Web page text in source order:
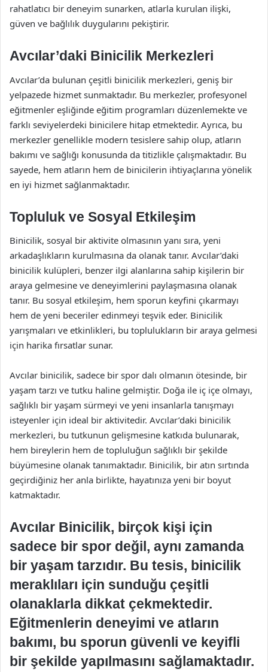
rahatlatıcı bir deneyim sunarken, atlarla kurulan ilişki,
güven ve bağlılık duygularını pekiştirir.
Avcılar’daki Binicilik Merkezleri
Avcılar’da bulunan çeşitli binicilik merkezleri, geniş bir
yelpazede hizmet sunmaktadır. Bu merkezler, profesyonel
eğitmenler eşliğinde eğitim programları düzenlemekte ve
farklı seviyelerdeki binicilere hitap etmektedir. Ayrıca, bu
merkezler genellikle modern tesislere sahip olup, atların
bakımı ve sağlığı konusunda da titizlikle çalışmaktadır. Bu
sayede, hem atların hem de binicilerin ihtiyaçlarına yönelik
en iyi hizmet sağlanmaktadır.
Topluluk ve Sosyal Etkileşim
Binicilik, sosyal bir aktivite olmasının yanı sıra, yeni
arkadaşlıkların kurulmasına da olanak tanır. Avcılar’daki
binicilik kulüpleri, benzer ilgi alanlarına sahip kişilerin bir
araya gelmesine ve deneyimlerini paylaşmasına olanak
tanır. Bu sosyal etkileşim, hem sporun keyfini çıkarmayı
hem de yeni beceriler edinmeyi teşvik eder. Binicilik
yarışmaları ve etkinlikleri, bu toplulukların bir araya gelmesi
için harika fırsatlar sunar.
Avcılar binicilik, sadece bir spor dalı olmanın ötesinde, bir
yaşam tarzı ve tutku haline gelmiştir. Doğa ile iç içe olmayı,
sağlıklı bir yaşam sürmeyi ve yeni insanlarla tanışmayı
isteyenler için ideal bir aktivitedir. Avcılar’daki binicilik
merkezleri, bu tutkunun gelişmesine katkıda bulunarak,
hem bireylerin hem de topluluğun sağlıklı bir şekilde
büyümesine olanak tanımaktadır. Binicilik, bir atın sırtında
geçirdiğiniz her anla birlikte, hayatınıza yeni bir boyut
katmaktadır.
Avcılar Binicilik, birçok kişi için
sadece bir spor değil, aynı zamanda
bir yaşam tarzıdır. Bu tesis, binicilik
meraklıları için sunduğu çeşitli
olanaklarla dikkat çekmektedir.
Eğitmenlerin deneyimi ve atların
bakımı, bu sporun güvenli ve keyifli
bir şekilde yapılmasını sağlamaktadır.